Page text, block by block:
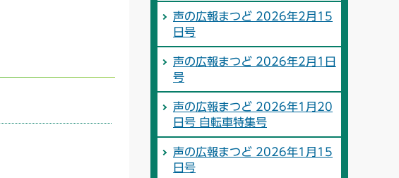
声の広報まつど 2026年2月15
日号
声の広報まつど 2026年2月1日
号
声の広報まつど 2026年1月20
日号 自転車特集号
声の広報まつど 2026年1月15
日号